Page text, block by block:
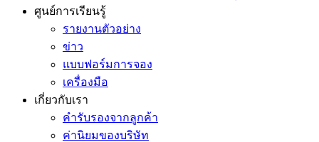
ศูนย์การเรียนรู้
รายงานตัวอย่าง
ข่าว
แบบฟอร์มการจอง
เครื่องมือ
เกี่ยวกับเรา
คำรับรองจากลูกค้า
ค่านิยมของบริษัท